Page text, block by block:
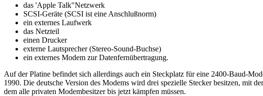
das 'Apple Talk"Netzwerk
SCSI-Geräte (SCSI ist eine Anschlußnorm)
ein externes Laufwerk
das Netzteil
einen Drucker
externe Lautsprecher (Stereo-Sound-Buchse)
ein externes Modem zur Datenfernübertragung.
Auf der Platine befindet sich allerdings auch ein Steckplatz für eine 2400-Baud-
1990. Die deutsche Version des Modems wird drei spezielle Stecker besitzen, mit
dem alle privaten Modembesitzer bis jetzt kämpfen müssen.